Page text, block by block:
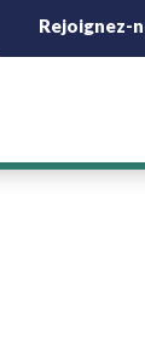
Rejoignez-